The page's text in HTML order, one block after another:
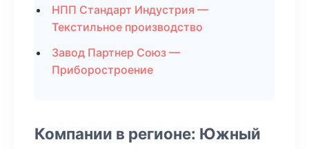
НПП Стандарт Индустрия —
Текстильное производство
Завод Партнер Союз —
Приборостроение
Компании в регионе: Южный